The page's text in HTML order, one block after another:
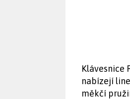
Klávesnice
nabízejí
měkčí